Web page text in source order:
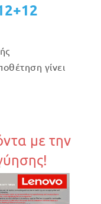
γίνει
με την